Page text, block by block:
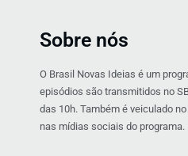
Sobre nós
O Brasil Novas Ideias é um
episódios são transmitidos no
das 10h. Também é veiculado
nas mídias sociais do programa.